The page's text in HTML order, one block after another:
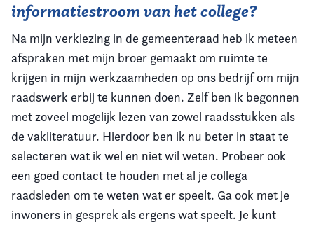
informatiestroom van het college?
Na mijn verkiezing in de gemeenteraad heb ik meteen
afspraken met mijn broer gemaakt om ruimte te
krijgen in mijn werkzaamheden op ons bedrijf om mijn
raadswerk erbij te kunnen doen. Zelf ben ik begonnen
met zoveel mogelijk lezen van zowel raadsstukken als
de vakliteratuur. Hierdoor ben ik nu beter in staat te
selecteren wat ik wel en niet wil weten. Probeer ook
een goed contact te houden met al je collega
raadsleden om te weten wat er speelt. Ga ook met je
inwoners in gesprek als ergens wat speelt. Je kunt